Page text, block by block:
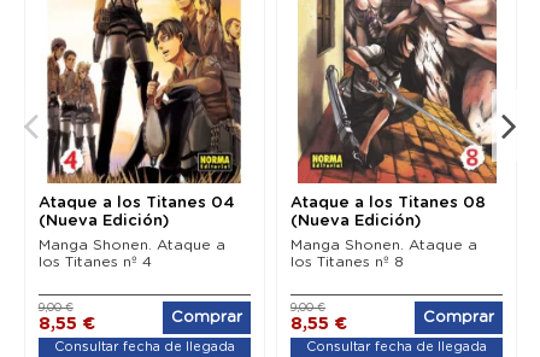
Ataque a los Titanes 04
(Nueva Edición)
Manga Shonen. Ataque a
los Titanes nº 4
8,55 €
9,00 €
Comprar
Consultar fecha de llegada
Ataque a los Titanes 08
(Nueva Edición)
Manga Shonen. Ataque a
los Titanes nº 8
8,55 €
9,00 €
Comprar
Consultar fecha de llegada